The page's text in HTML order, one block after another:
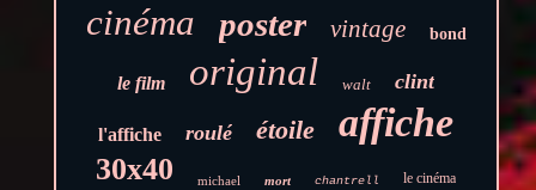
cinéma poster vintage bond
le film original walt clint
l'affiche roulé étoile affiche
30x40 michael mort chantrell le cinéma